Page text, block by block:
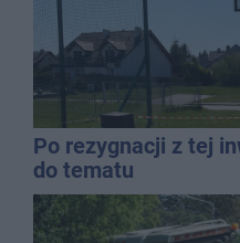
Po rezygnacji z tej
do tematu